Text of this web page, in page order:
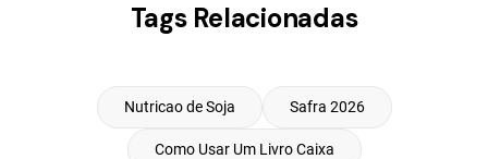
Tags Relacionadas
Nutricao de Soja Safra 2026
Como Usar Um Livro Caixa